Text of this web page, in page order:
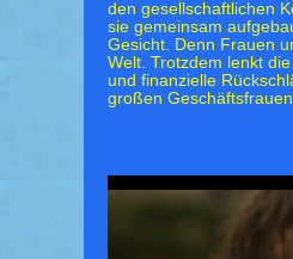
den gesellschaftlichen
sie gemeinsam
Gesicht. Denn Frauen
Welt. Trotzdem lenkt
und finanzielle
großen